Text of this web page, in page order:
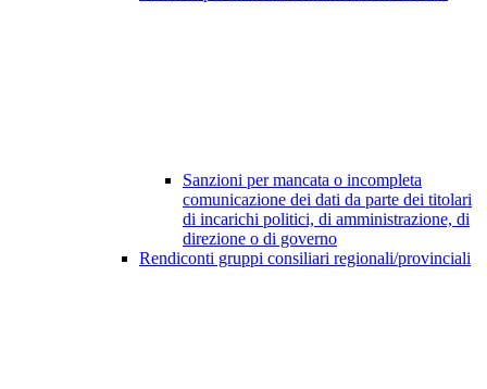
Sanzioni per mancata o incompleta
comunicazione dei dati da parte dei titolari
di incarichi politici, di amministrazione, di
direzione o di governo
Rendiconti gruppi consiliari regionali/provinciali